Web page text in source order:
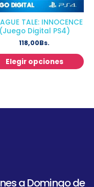
TALE: INNOCENCE
(Juego Digital PS4)
118,00Bs.
Elegir opciones
a Domingo de